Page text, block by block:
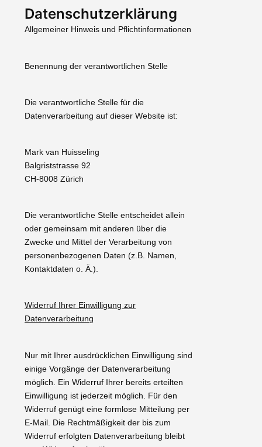
Datenschutzerklärung
Allgemeiner Hinweis und Pflichtinformationen
Benennung der verantwortlichen Stelle
Die verantwortliche Stelle für die
Datenverarbeitung auf dieser Website ist:
Mark van Huisseling
Balgriststrasse 92
CH-8008 Zürich
Die verantwortliche Stelle entscheidet allein
oder gemeinsam mit anderen über die
Zwecke und Mittel der Verarbeitung von
personenbezogenen Daten (z.B. Namen,
Kontaktdaten o. Ä.).
Widerruf Ihrer Einwilligung zur
Datenverarbeitung
Nur mit Ihrer ausdrücklichen Einwilligung sind
einige Vorgänge der Datenverarbeitung
möglich. Ein Widerruf Ihrer bereits erteilten
Einwilligung ist jederzeit möglich. Für den
Widerruf genügt eine formlose Mitteilung per
E-Mail. Die Rechtmäßigkeit der bis zum
Widerruf erfolgten Datenverarbeitung bleibt